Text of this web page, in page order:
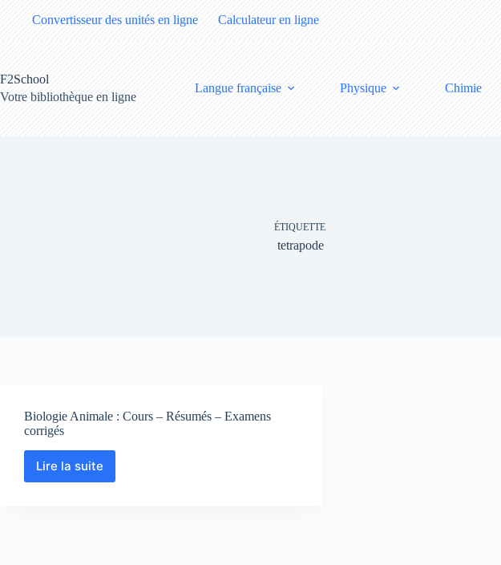
Convertisseur des unités en ligne Calculateur en ligne
F2School
Votre bibliothèque en ligne
Langue française Physique Chimie
ÉTIQUETTE
tetrapode
Biologie Animale : Cours – Résumés – Examens
corrigés
Lire la suite
Biologie